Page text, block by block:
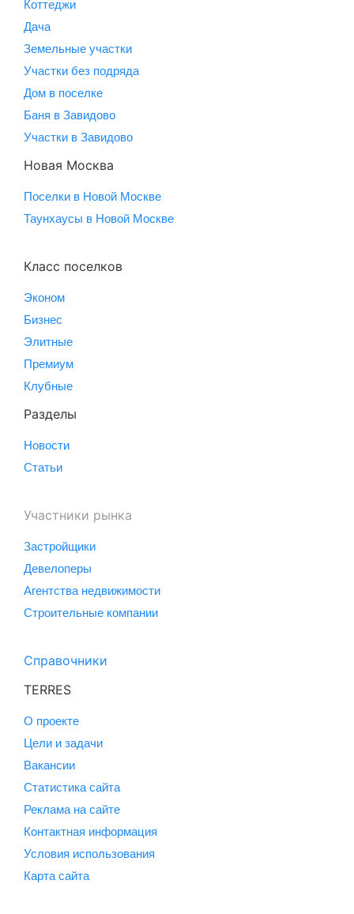
Коттеджи
Дача
Земельные участки
Участки без подряда
Дом в поселке
Баня в Завидово
Участки в Завидово
Новая Москва
Поселки в Новой Москве
Таунхаусы в Новой Москве
Класс поселков
Эконом
Бизнес
Элитные
Премиум
Клубные
Разделы
Новости
Статьи
Участники рынка
Застройщики
Девелоперы
Агентства недвижимости
Строительные компании
Справочники
TERRES
О проекте
Цели и задачи
Вакансии
Статистика сайта
Реклама на сайте
Контактная информация
Условия использования
Карта сайта